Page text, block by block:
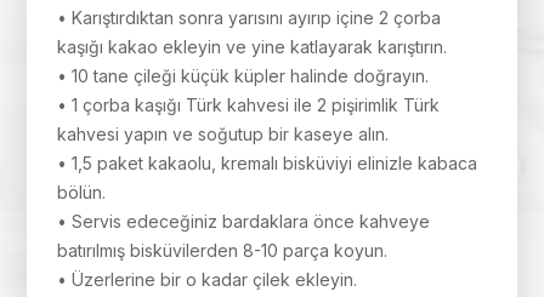
• Karıştırdıktan sonra yarısını ayırıp içine 2 çorba
kaşığı kakao ekleyin ve yine katlayarak karıştırın.
• 10 tane çileği küçük küpler halinde doğrayın.
• 1 çorba kaşığı Türk kahvesi ile 2 pişirimlik Türk
kahvesi yapın ve soğutup bir kaseye alın.
• 1,5 paket kakaolu, kremalı bisküviyi elinizle kabaca
bölün.
• Servis edeceğiniz bardaklara önce kahveye
batırılmış bisküvilerden 8-10 parça koyun.
• Üzerlerine bir o kadar çilek ekleyin.